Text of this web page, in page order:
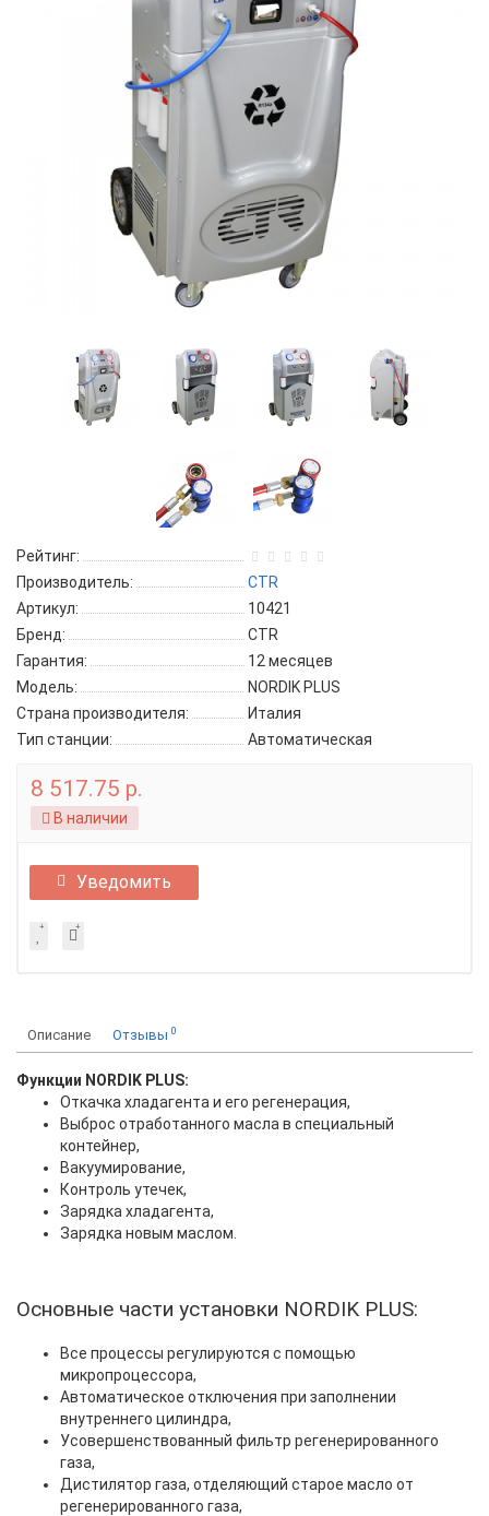
Рейтинг:
Производитель:
CTR
Артикул:
10421
Бренд:
CTR
Гарантия:
12 месяцев
Модель:
NORDIK PLUS
Страна производителя:
Италия
Тип станции:
Автоматическая
8 517.75 р.
В наличии
Уведомить
Описание Отзывы 0
Функции NORDIK PLUS:
Откачка хладагента и его регенерация,
Выброс отработанного масла в специальный
контейнер,
Вакуумирование,
Контроль утечек,
Зарядка хладагента,
Зарядка новым маслом.
Основные части установки NORDIK PLUS:
Все процессы регулируются с помощью
микропроцессора,
Автоматическое отключения при заполнении
внутреннего цилиндра,
Усовершенствованный фильтр регенерированного
газа,
Дистилятор газа, отделяющий старое масло от
регенерированного газа,